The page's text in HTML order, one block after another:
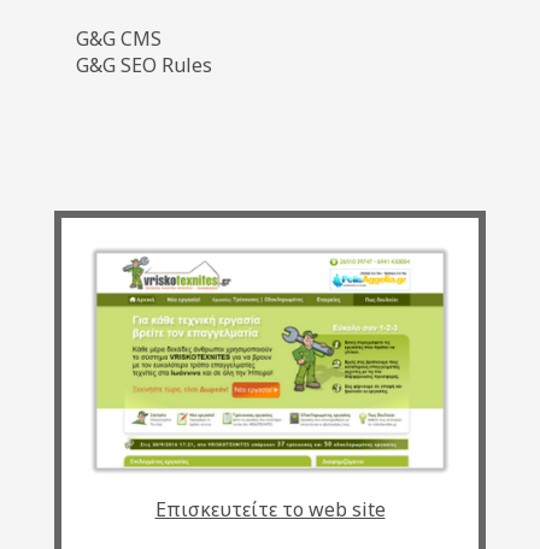
G&G CMS
G&G SEO Rules
Επισκευτείτε το web site